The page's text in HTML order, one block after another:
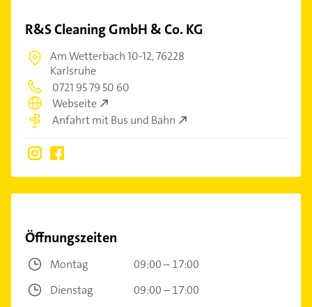
R&S Cleaning GmbH & Co. KG
Am Wetterbach 10-12,76228
Karlsruhe
0721 95 79 50 60
Webseite
Anfahrt mit Bus und Bahn
Öffnungszeiten
Montag
09:00 – 17:00
Dienstag
09:00 – 17:00